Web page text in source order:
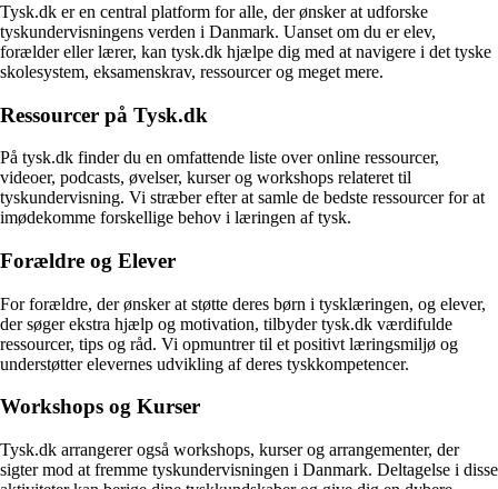
Tysk.dk er en central platform for alle, der ønsker at udforske
tyskundervisningens verden i Danmark. Uanset om du er elev,
forælder eller lærer, kan tysk.dk hjælpe dig med at navigere i det tyske
skolesystem, eksamenskrav, ressourcer og meget mere.
Ressourcer på Tysk.dk
På tysk.dk finder du en omfattende liste over online ressourcer,
videoer, podcasts, øvelser, kurser og workshops relateret til
tyskundervisning. Vi stræber efter at samle de bedste ressourcer for at
imødekomme forskellige behov i læringen af tysk.
Forældre og Elever
For forældre, der ønsker at støtte deres børn i tysklæringen, og elever,
der søger ekstra hjælp og motivation, tilbyder tysk.dk værdifulde
ressourcer, tips og råd. Vi opmuntrer til et positivt læringsmiljø og
understøtter elevernes udvikling af deres tyskkompetencer.
Workshops og Kurser
Tysk.dk arrangerer også workshops, kurser og arrangementer, der
sigter mod at fremme tyskundervisningen i Danmark. Deltagelse i disse